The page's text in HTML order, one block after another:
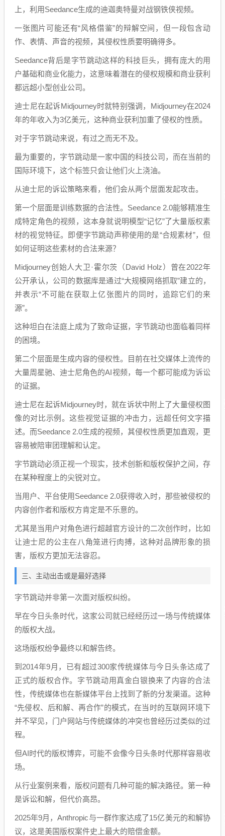
上，利用Seedance生成的迪迦奥特曼对战钢铁侠视频。
一张图片可能还有“风格借鉴”的辩解空间，但一段包含动
作、表情、声音的视频，其侵权性质要明确得多。
Seedance背后是字节跳动这样的科技巨头，拥有庞大的用
户基础和商业化能力，这意味着潜在的侵权规模和商业获利
都远超小型创业公司。
迪士尼在起诉Midjourney时就特别强调，Midjourney在2024
年的年收入为3亿美元，这种商业获利加重了侵权的性质。
对于字节跳动来说，有过之而无不及。
最为重要的，字节跳动是一家中国的科技公司，而在当前的
国际环境下，这个标签只会让他们火上浇油。
从迪士尼的诉讼策略来看，他们会从两个层面发起攻击。
第一个层面是训练数据的合法性。Seedance 2.0能够精准生
成特定角色的视频，这本身就说明模型“记忆”了大量版权素
材的视觉特征。即便字节跳动声称使用的是“合规素材”，但
如何证明这些素材的合法来源？
Midjourney创始人大卫·霍尔茨（David Holz）曾在2022年
公开承认，公司的数据库是通过“大规模网络抓取”建立的，
并表示“不可能在获取上亿张图片的同时，追踪它们的来
源”。
这种坦白在法庭上成为了致命证据，字节跳动也面临着同样
的困境。
第二个层面是生成内容的侵权性。目前在社交媒体上流传的
大量周星驰、迪士尼角色的AI视频，每一个都可能成为诉讼
的证据。
迪士尼在起诉Midjourney时，就在诉状中附上了大量侵权图
像的对比示例。这些视觉证据的冲击力，远超任何文字描
述。而Seedance 2.0生成的视频，其侵权性质更加直观，更
容易被陪审团理解和认定。
字节跳动必须正视一个现实，技术创新和版权保护之间，存
在某种程度上的尖锐对立。
当用户、平台使用Seedance 2.0获得收入时，那些被侵权的
内容创作者和版权方肯定是不乐意的。
尤其是当用户对角色进行超越官方设计的二次创作时，比如
让迪士尼的公主在八角笼进行肉搏，这种对品牌形象的损
害，版权方更加无法容忍。
三、主动出击或是最好选择
字节跳动并非第一次面对版权纠纷。
早在今日头条时代，这家公司就已经经历过一场与传统媒体
的版权大战。
这场版权纷争最终以和解告终。
到2014年9月，已有超过300家传统媒体与今日头条达成了
正式的版权合作。字节跳动用真金白银换来了内容的合法
性，传统媒体也在新媒体平台上找到了新的分发渠道。这种
“先侵权、后和解、再合作”的模式，在当时的互联网环境下
并不罕见，门户网站与传统媒体的冲突也曾经历过类似的过
程。
但AI时代的版权博弈，可能不会像今日头条时代那样容易收
场。
从行业案例来看，版权问题有几种可能的解决路径。第一种
是诉讼和解，但代价高昂。
2025年9月，Anthropic与一群作家达成了15亿美元的和解协
议，这是美国版权案件史上最大的赔偿金额。